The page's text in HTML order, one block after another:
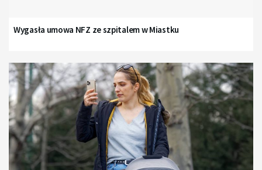
Wygasła umowa NFZ ze szpitalem w Miastku